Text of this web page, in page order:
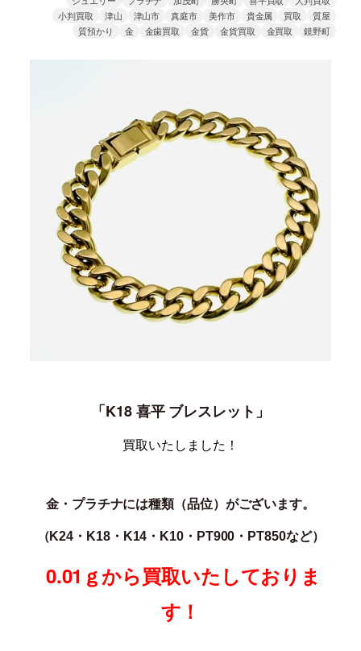
小判買取
津山 津山市 真庭市 美作市 貴金属 買取
質屋
質預かり
金 金歯買取 金貨 金貨買取 金買取 鏡野町
「K18 喜平 ブレスレット 」
買取いたしました！
金・プラチナには種類（品位）がございます。
（K24・K18・K14・K10・PT900・PT850など）
0.01ｇから買取いたしておりま
す！